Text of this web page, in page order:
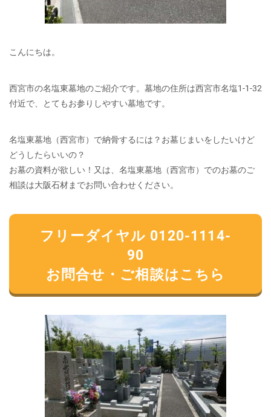
こんにちは。
西宮市の名塩東墓地のご紹介です。墓地の住所は西宮市名塩1-1-32
付近で、とてもお参りしやすい墓地です。
名塩東墓地（西宮市）で納骨するには？お墓じまいをしたいけど
どうしたらいいの？
お墓の資料が欲しい！又は、名塩東墓地（西宮市）でのお墓のご
相談は大阪石材までお問い合わせください。
フリーダイヤル 0120-1114-
90
お問合せ・ご相談はこちら